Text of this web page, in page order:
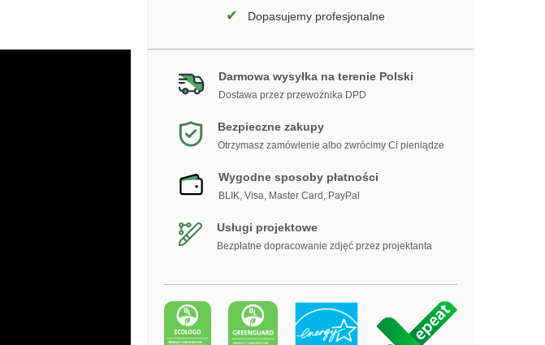
✔ Dopasujemy profesjonalne
Darmowa wysyłka na terenie Polski
Dostawa przez przewoźnika DPD
Bezpieczne zakupy
Otrzymasz zamówienie albo zwrócimy Ci pieniądze
Wygodne sposoby płatności
BLIK, Visa, Master Card, PayPal
Usługi projektowe
Bezpłatne dopracowanie zdjęć przez projektanta